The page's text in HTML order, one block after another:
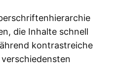
die Inhalte schnell
kontrastreiche